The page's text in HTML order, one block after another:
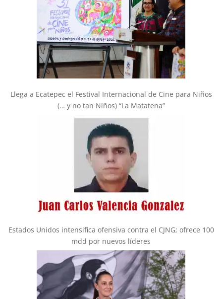
Llega a Ecatepec el Festival Internacional de Cine para Niños
(… y no tan Niños) “La Matatena”
Estados Unidos intensifica ofensiva contra el CJNG; ofrece 100
mdd por nuevos líderes